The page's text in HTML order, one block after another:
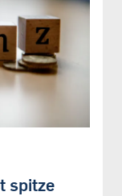
spitze